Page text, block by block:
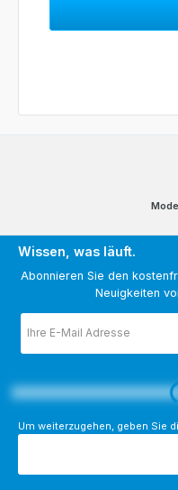
Wissen, was läuft.
Abonnieren Sie den
Neuigkeiten
Mail-
Um weiterzugehen, geben Sie